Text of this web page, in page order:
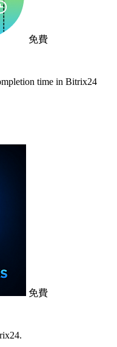
免費
time in Bitrix24
免費